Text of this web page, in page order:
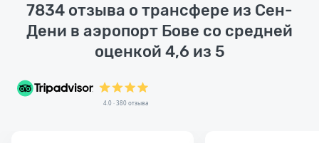
7834 отзыва о трансфере из Сен-
Дени в аэропорт Бове со средней
оценкой 4,6 из 5
4.0 · 380 отзыва